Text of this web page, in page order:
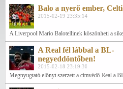
Balo a nyerő ember,
2015-02-19 23:35:14
A Liverpool Mario Balotellinek köszönheti a
A Real fél lábbal a BL-
negyeddöntőben!
2015-02-18 23:19:30
Megnyugtató előnyt szerzett a címvédő Real a